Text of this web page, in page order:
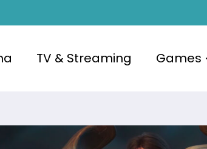
TV & Streaming Games